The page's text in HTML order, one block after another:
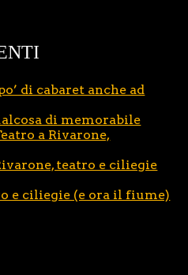
di cabaret anche ad
di memorabile
a Rivarone,
teatro e ciliegie
e ciliegie (e ora il fiume)